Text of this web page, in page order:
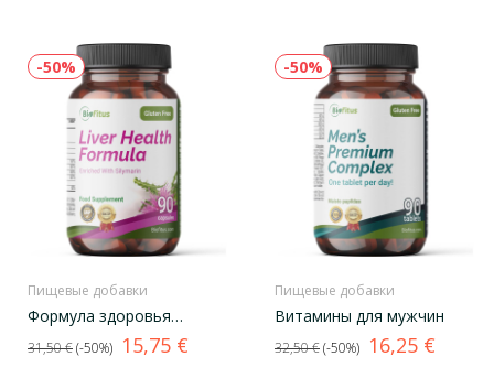
-50%
Пищевые добавки
Формула здоровья
Базовая
цена
31,50 € -50% Цена
15,75 €
-50%
Пищевые добавки
Витамины для мужчин
Базовая
цена
32,50 € -50% Цена
16,25 €